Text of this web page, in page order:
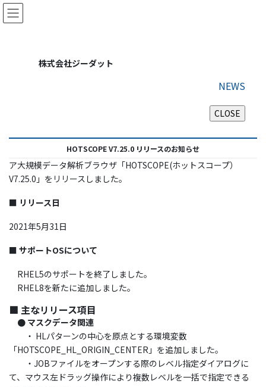
コ
ン
ナ
ビ
株式会社ジーダット
NEWS
HOTSCOPE V7.25.0 リリースのお知らせ
ア大規模データ解析ブラウザ「HOTSCOPE(ホットスコープ）
V7.25.0」をリリースしました。
■ リリース日
2021年5月31日
■ サポートOSについて
RHEL5のサポートを終了しました。
RHEL8を新たに追加しました。
■ 主なリリース項目
● マスクデータ関連
・ HLパターンの中心を原点とする環境変数
「HOTSCOPE_HL_ORIGIN_CENTER」を追加しました。
・JOBファイルをオープンする際のレベル指定ダイアログに
て、マウス左ドラッグ操作により複数レベルを一括で指定できる